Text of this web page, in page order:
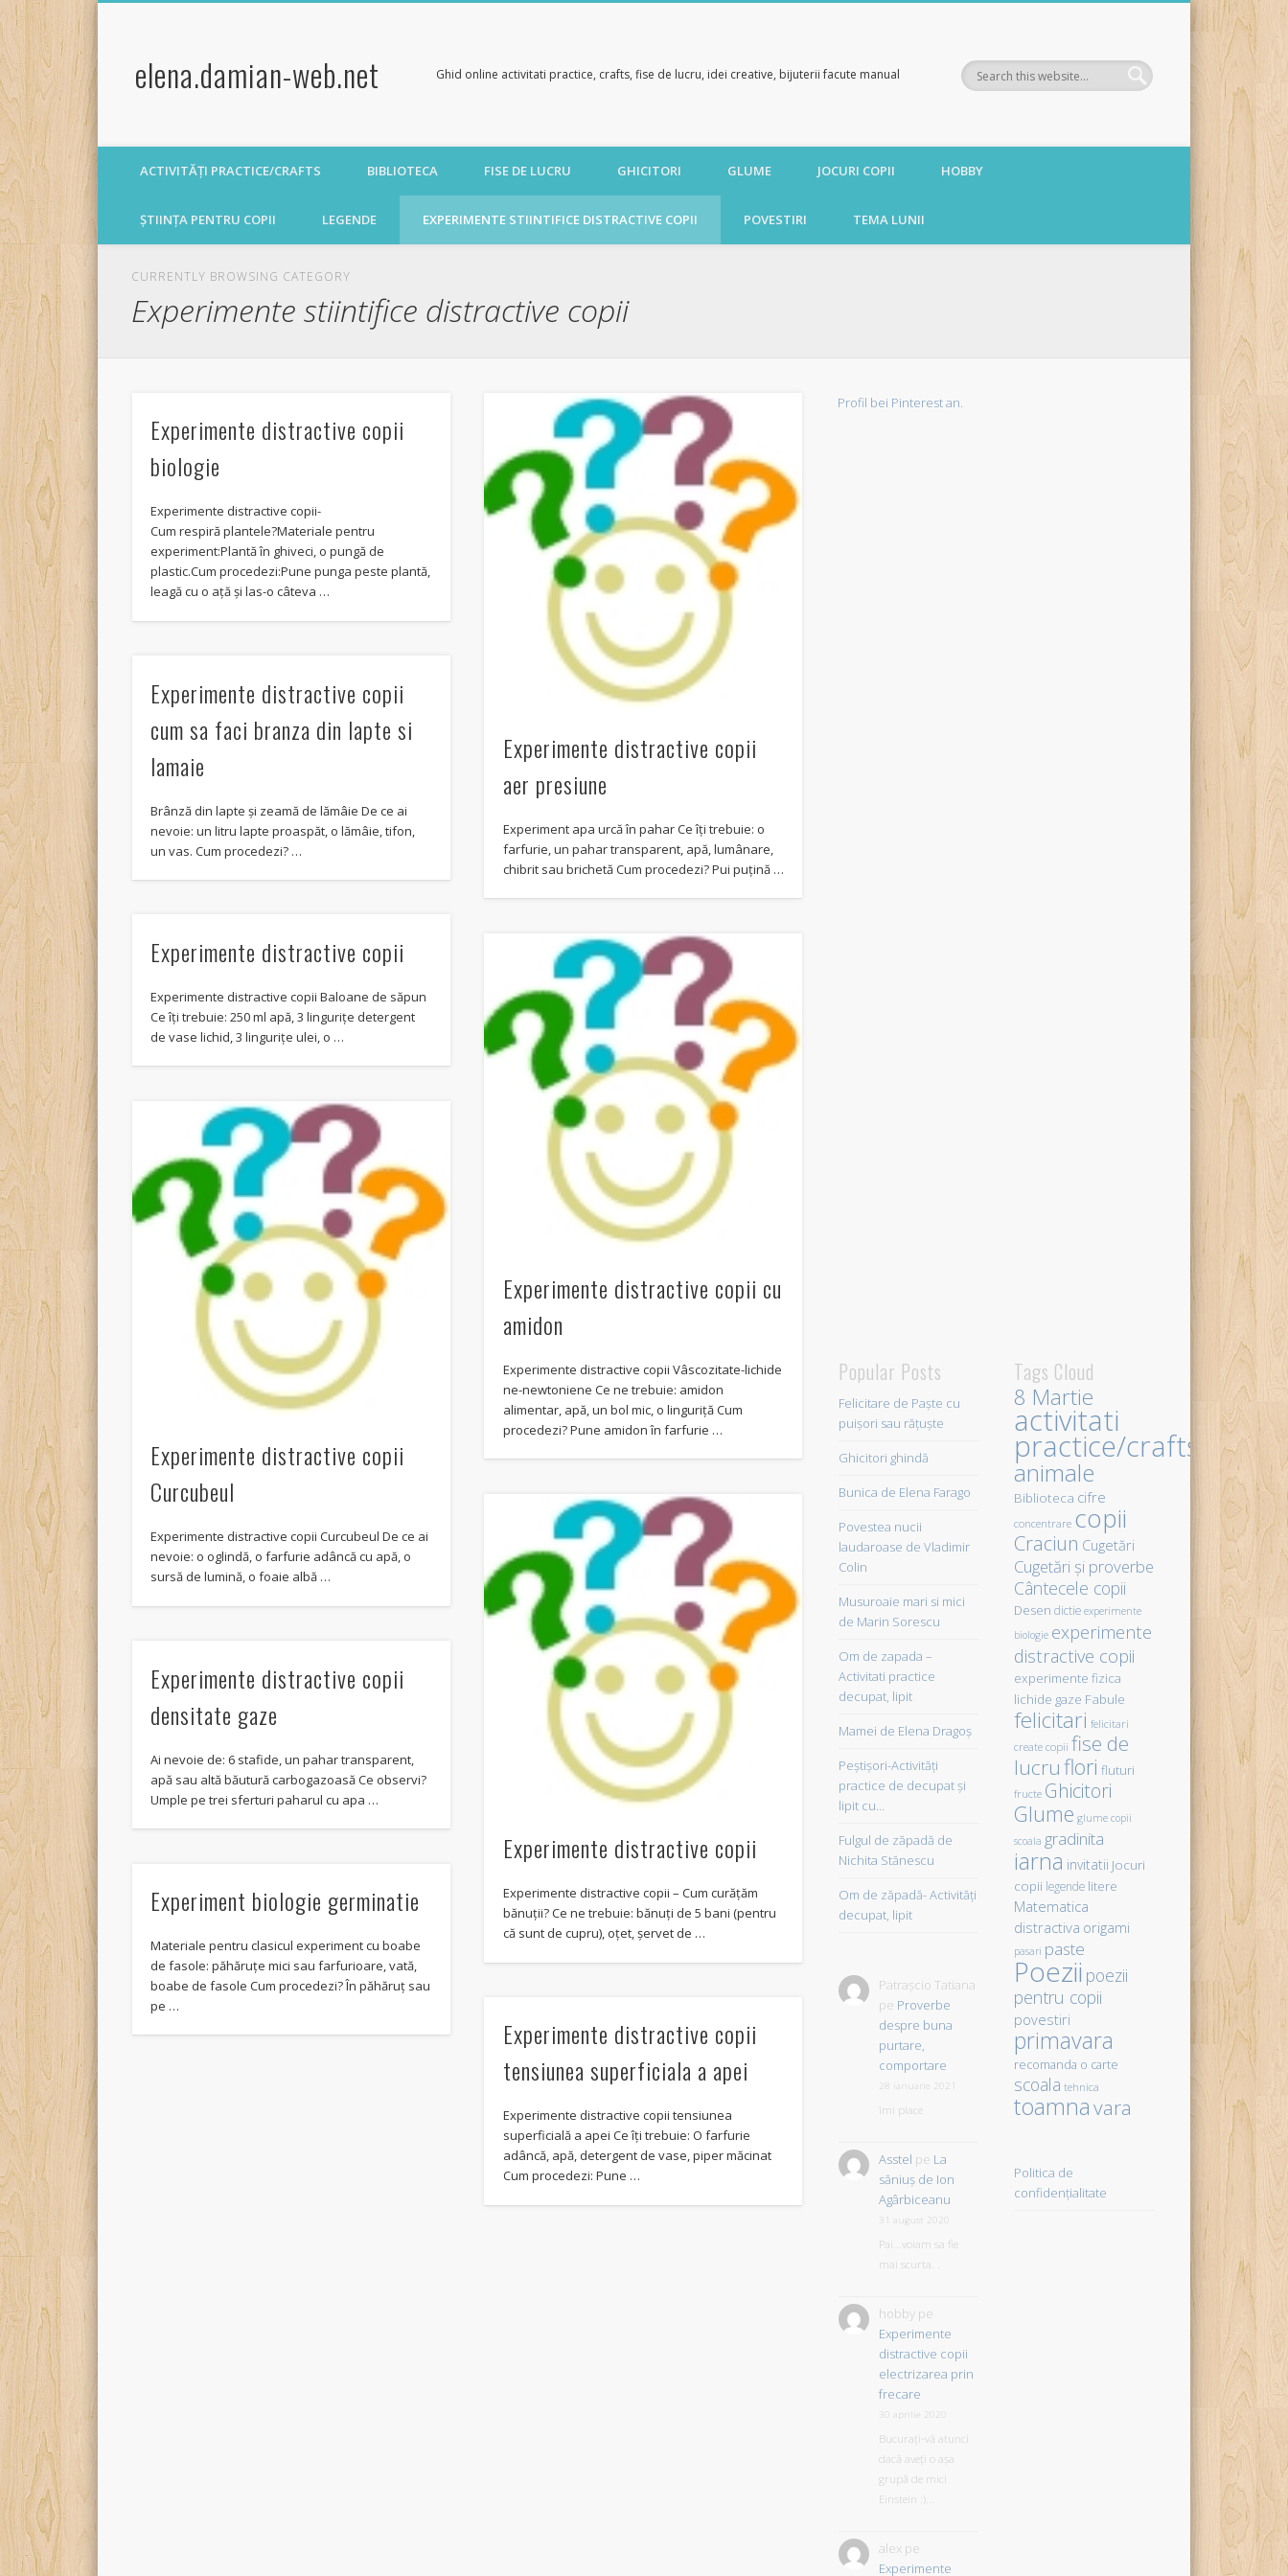
elena.damian-web.net Ghid online activitati practice, crafts, fise de lucru, idei creative, bijuterii facute manual
ACTIVITĂȚI PRACTICE/CRAFTS BIBLIOTECA FISE DE LUCRU GHICITORI GLUME JOCURI COPII HOBBY
ȘTIINȚA PENTRU COPII LEGENDE EXPERIMENTE STIINTIFICE DISTRACTIVE COPII POVESTIRI TEMA LUNII
CURRENTLY BROWSING CATEGORY
Experimente stiintifice distractive copii
Experimente distractive copii
biologie
Experimente distractive copii-
Cum respiră plantele?Materiale pentru
experiment:Plantă în ghiveci, o pungă de
plastic.Cum procedezi:Pune punga peste plantă,
leagă cu o ață și las-o câteva …
Experimente distractive copii
aer presiune
Experiment apa urcă în pahar Ce îți trebuie: o
farfurie, un pahar transparent, apă, lumânare,
chibrit sau brichetă Cum procedezi? Pui puțină …
Experimente distractive copii
cum sa faci branza din lapte si
lamaie
Brânză din lapte și zeamă de lămâie De ce ai
nevoie: un litru lapte proaspăt, o lămâie, tifon,
un vas. Cum procedezi? …
Experimente distractive copii
Experimente distractive copii Baloane de săpun
Ce îți trebuie: 250 ml apă, 3 lingurițe detergent
de vase lichid, 3 lingurițe ulei, o …
Experimente distractive copii cu
amidon
Experimente distractive copii Vâscozitate-lichide
ne-newtoniene Ce ne trebuie: amidon
alimentar, apă, un bol mic, o linguriță Cum
procedezi? Pune amidon în farfurie …
Experimente distractive copii
Curcubeul
Experimente distractive copii Curcubeul De ce ai
nevoie: o oglindă, o farfurie adâncă cu apă, o
sursă de lumină, o foaie albă …
Experimente distractive copii
Experimente distractive copii – Cum curățăm
bănuții? Ce ne trebuie: bănuți de 5 bani (pentru
că sunt de cupru), oțet, șervet de …
Experimente distractive copii
densitate gaze
Ai nevoie de: 6 stafide, un pahar transparent,
apă sau altă băutură carbogazoasă Ce observi?
Umple pe trei sferturi paharul cu apa …
Experiment biologie germinatie
Materiale pentru clasicul experiment cu boabe
de fasole: păhăruțe mici sau farfurioare, vată,
boabe de fasole Cum procedezi? În păhăruț sau
pe …
Experimente distractive copii
tensiunea superficiala a apei
Experimente distractive copii tensiunea
superficială a apei Ce îți trebuie: O farfurie
adâncă, apă, detergent de vase, piper măcinat
Cum procedezi: Pune …
Profil bei Pinterest an.
Popular Posts
Felicitare de Paște cu
puișori sau rățuște
Ghicitori ghindă
Bunica de Elena Farago
Povestea nucii
laudaroase de Vladimir
Colin
Musuroaie mari si mici
de Marin Sorescu
Om de zapada –
Activitati practice
decupat, lipit
Mamei de Elena Dragoş
Peştişori-Activităţi
practice de decupat şi
lipit cu…
Fulgul de zăpadă de
Nichita Stănescu
Om de zăpadă- Activităţi
decupat, lipit
Patrașcio Tatiana
pe Proverbe
despre buna
purtare,
comportare
28 ianuarie 2021
îmi place
Asstel pe La
săniuş de Ion
Agârbiceanu
31 august 2020
Pai...voiam sa fie
mai scurta. .
hobbype
Experimente
distractive copii
electrizarea prin
frecare
30 aprilie 2020
Bucurați-vă atunci
dacă aveți o așa
grupă de mici
Einstein :)...
alexpe
Experimente
Tags Cloud
8 Martie
activitati
practice/crafts
animale
Biblioteca cifre
concentrare copii
Craciun Cugetări
Cugetări şi proverbe
Cântecele copii
Desen dictie experimente
biologie experimente
distractive copii
experimente fizica
lichide gaze Fabule
felicitari felicitari
create copii fise de
lucruflori fluturi
fructe Ghicitori
Glume glume copii
scoala gradinita
iarna invitatii Jocuri
copii legende litere
Matematica
distractiva origami
pasari paste
Poezii poezii
pentru copii
povestiri
primavara
recomanda o carte
scoala tehnica
toamnavara
Politica de
confidențialitate